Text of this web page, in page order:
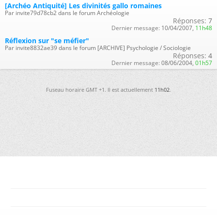
[Archéo Antiquité] Les divinités gallo romaines
Par invite79d78cb2 dans le forum Archéologie
Réponses: 7
Dernier message: 10/04/2007, 11h48
Réflexion sur "se méfier"
Par invite8832ae39 dans le forum [ARCHIVE] Psychologie / Sociologie
Réponses: 4
Dernier message: 08/06/2004, 01h57
Fuseau horaire GMT +1. Il est actuellement11h02.